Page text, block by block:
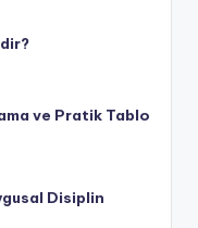
ve Pratik Tablo
Disiplin